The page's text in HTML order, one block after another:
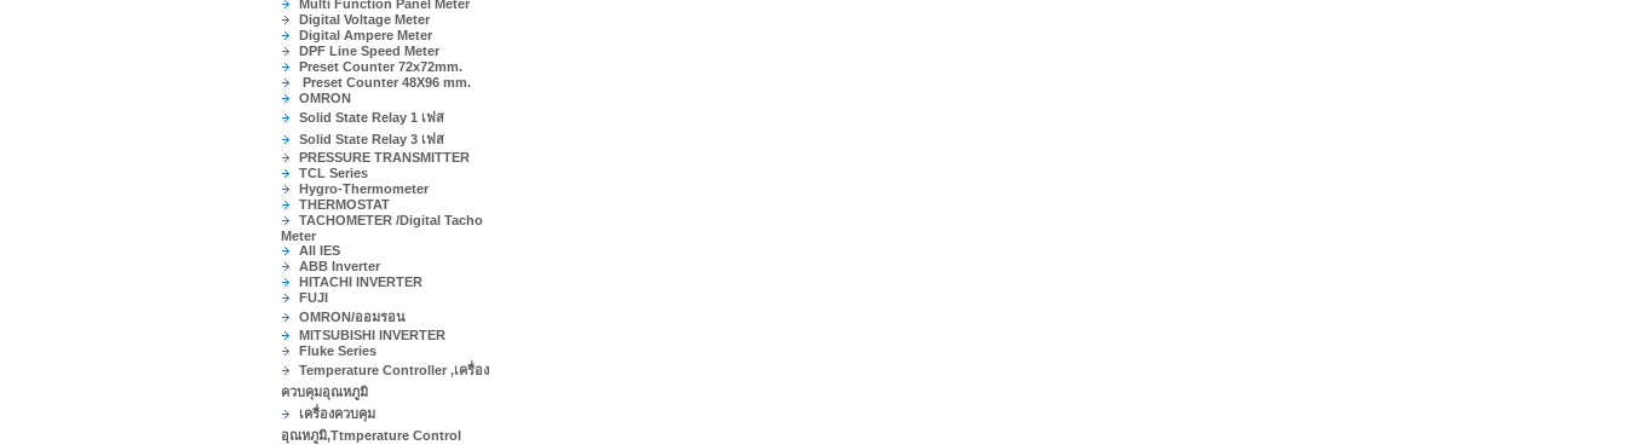
Multi Function Panel Meter
Digital Voltage Meter
Digital Ampere Meter
DPF Line Speed Meter
Preset Counter 72x72mm.
Preset Counter 48X96 mm.
OMRON
Solid State Relay 1 เฟส
Solid State Relay 3 เฟส
PRESSURE TRANSMITTER
TCL Series
Hygro-Thermometer
THERMOSTAT
TACHOMETER /Digital Tacho
Meter
All IES
ABB Inverter
HITACHI INVERTER
FUJI
OMRON/ออมรอน
MITSUBISHI INVERTER
Fluke Series
Temperature Controller ,เครื่อง
ควบคุมอุณหภูมิ
เครื่องควบคุม
อุณหภูมิ,Ttmperature Control